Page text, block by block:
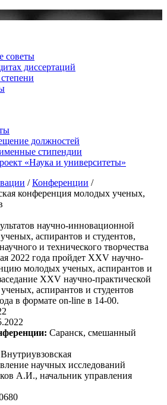
советы
диссертаций
должностей
стипендии
«Наука и университеты»
/Конференции /
конференция молодых ученых,
научно-инновационной
аспирантов и студентов,
и технического творчества
2022 года пройдет XXV научно-
молодых ученых, аспирантов и
XXV научно-практической
аспирантов и студентов
в формате on-line в 14-00.
Саранск, смешанный
Внутриувзовская
научных исследований
А.И., начальник управления